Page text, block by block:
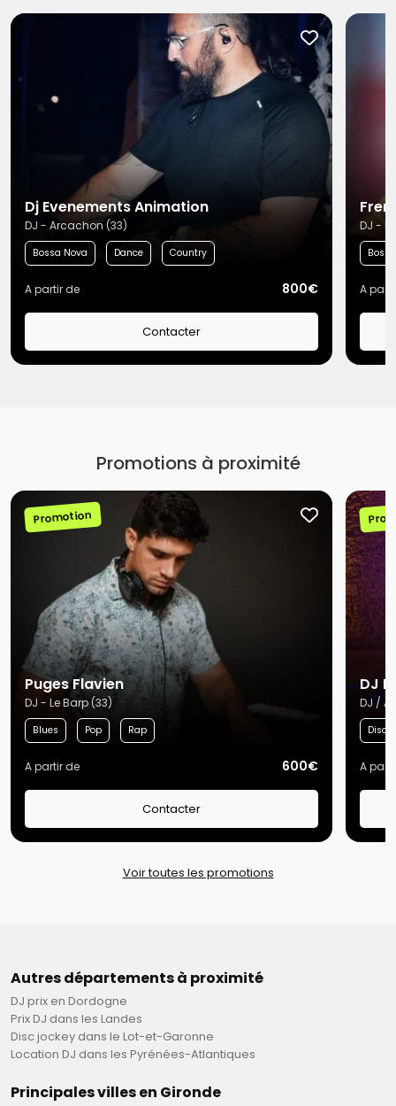
Dj Evenements Animation
DJ - Arcachon (33)
Bossa Nova Dance Country
A partir de 800€
Contacter
DJ -
A
Promotions à proximité
Promotion
Puges Flavien
DJ - Le Barp (33)
Blues Pop Rap
A partir de 600€
Contacter
DJ
DJ /
Disco
A
Voir toutes les promotions
Autres départements à proximité
DJ prix en Dordogne
Prix DJ dans les Landes
Disc jockey dans le Lot-et-Garonne
Location DJ dans les Pyrénées-Atlantiques
Principales villes en Gironde